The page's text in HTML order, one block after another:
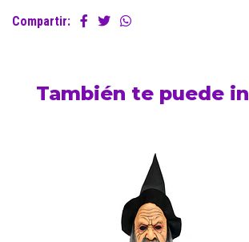
Compartir:
También te puede